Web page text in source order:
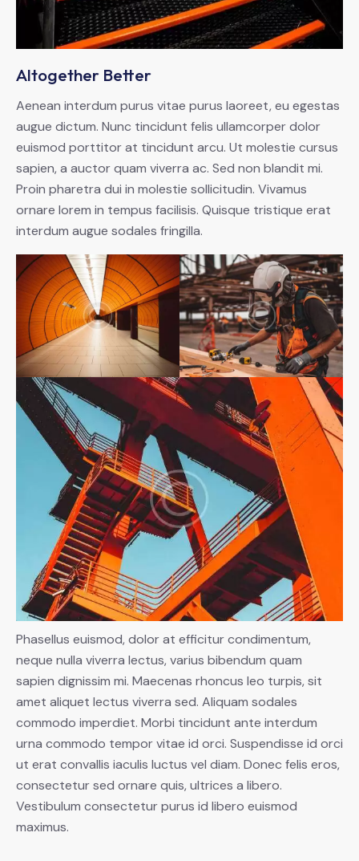
Altogether Better
Aenean interdum purus vitae purus laoreet, eu egestas
augue dictum. Nunc tincidunt felis ullamcorper dolor
euismod porttitor at tincidunt arcu. Ut molestie cursus
sapien, a auctor quam viverra ac. Sed non blandit mi.
Proin pharetra dui in molestie sollicitudin. Vivamus
ornare lorem in tempus facilisis. Quisque tristique erat
interdum augue sodales fringilla.
Phasellus euismod, dolor at efficitur condimentum,
neque nulla viverra lectus, varius bibendum quam
sapien dignissim mi. Maecenas rhoncus leo turpis, sit
amet aliquet lectus viverra sed. Aliquam sodales
commodo imperdiet. Morbi tincidunt ante interdum
urna commodo tempor vitae id orci. Suspendisse id orci
ut erat convallis iaculis luctus vel diam. Donec felis eros,
consectetur sed ornare quis, ultrices a libero.
Vestibulum consectetur purus id libero euismod
maximus.